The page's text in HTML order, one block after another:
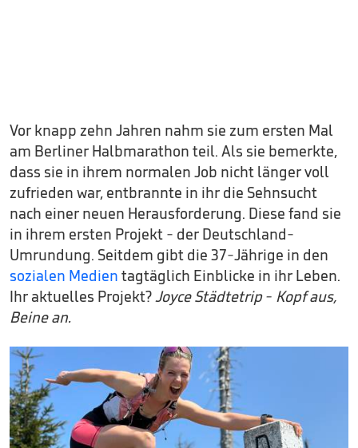
Vor knapp zehn Jahren nahm sie zum ersten Mal
am Berliner Halbmarathon teil. Als sie bemerkte,
dass sie in ihrem normalen Job nicht länger voll
zufrieden war, entbrannte in ihr die Sehnsucht
nach einer neuen Herausforderung. Diese fand sie
in ihrem ersten Projekt - der Deutschland-
Umrundung. Seitdem gibt die 37-Jährige in den
sozialen Medien tagtäglich Einblicke in ihr Leben.
Ihr aktuelles Projekt?Joyce Städtetrip - Kopf aus,
Beine an.